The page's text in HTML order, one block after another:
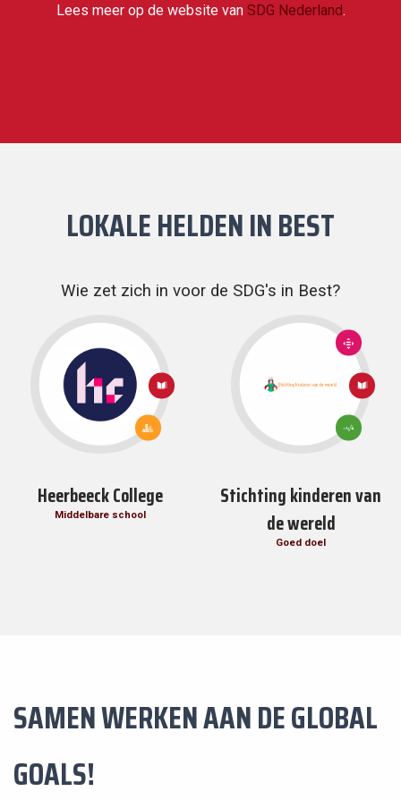
Lees meer op de website van SDG Nederland.
LOKALE HELDEN INBEST
Wie zet zich in voor de SDG's in Best?
11: DUURZAME
STEDEN EN
GEMEENSCHAPPEN
4:
KWALITEITS
ONDERWIJS
Heerbeeck College
Middelbare school
3: GOEDE
GEZONDHEID
EN WELZIJN
4:
KWALITEITS
ONDERWIJS
10:
ONGELIJKHEID
VERMINDEREN
Stichting kinderen van
de wereld
Goed doel
SAMEN WERKEN AAN DE GLOBAL
GOALS!